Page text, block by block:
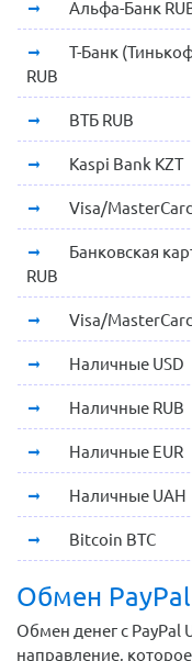
Альфа-Банк
Т-Банк
RUB
ВТБ RUB
Kaspi Bank KZT
Visa/
Банковская
RUB
Visa/
Наличные USD
Наличные RUB
Наличные EUR
Наличные UAH
Bitcoin BTC
Обмен PayPal
Обмен денег с PayPal
направление,